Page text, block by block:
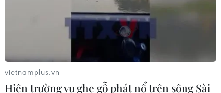
TIN CÙNG CHUYÊN MỤC
vietnamplus.vn
Hiện trường vụ ghe gỗ phát nổ trên sông Sài